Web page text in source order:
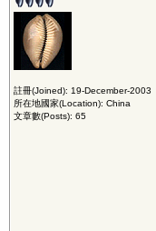
註冊(Joined): 19-December-2003
所在地國家(Location): China
文章數(Posts): 65